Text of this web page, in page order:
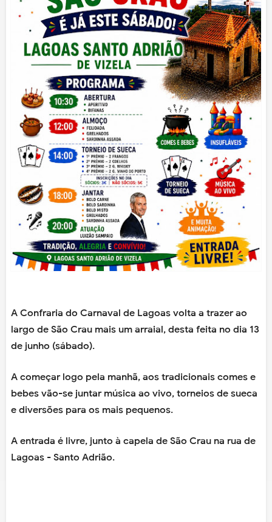
A Confraria do Carnaval de Lagoas volta a trazer ao
largo de São Crau mais um arraial, desta feita no dia 13
de junho (sábado).
A começar logo pela manhã, aos tradicionais comes e
bebes vão-se juntar música ao vivo, torneios de sueca
e diversões para os mais pequenos.
A entrada é livre, junto à capela de São Crau na rua de
Lagoas - Santo Adrião.